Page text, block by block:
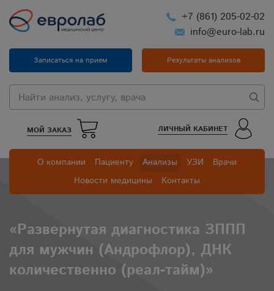
+7 (861) 205-02-02
info@euro-lab.ru
Записаться на прием Результаты анализов
МОЙ ЗАКАЗ ЛИЧНЫЙ КАБИНЕТ
О компании Пациенту Анализы УЗИ
Врачи
Новости медицины
Контакты
«Развернутая диагностика ЗППП
для мужчин (Андрофлор), ДНК
количественно (реал-тайм)»